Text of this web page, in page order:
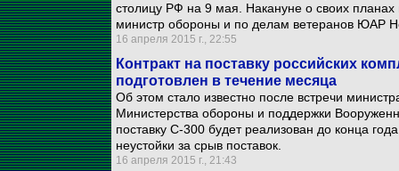
столицу РФ на 9 мая. Накануне о своих
министр обороны и по делам ветеранов ЮАР
16 апреля 2015 г., 22:55
Контракт на поставку российских
подготовлен в течение месяца
Об этом стало известно после встречи
Министерства обороны и поддержки
поставку С-300 будет реализован до конца
неустойки за срыв поставок.
16 апреля 2015 г., 21:43